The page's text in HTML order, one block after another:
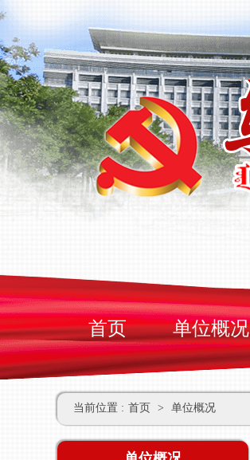
首页 单位概况
当前位置 : 首页 > 单位概况